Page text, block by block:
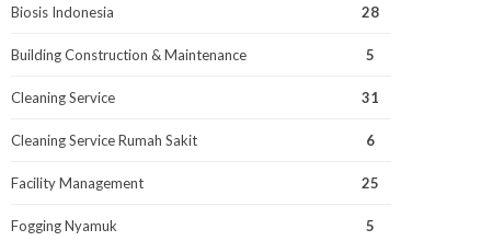
Biosis Indonesia 28
Building Construction & Maintenance 5
Cleaning Service 31
Cleaning Service Rumah Sakit 6
Facility Management 25
Fogging Nyamuk 5